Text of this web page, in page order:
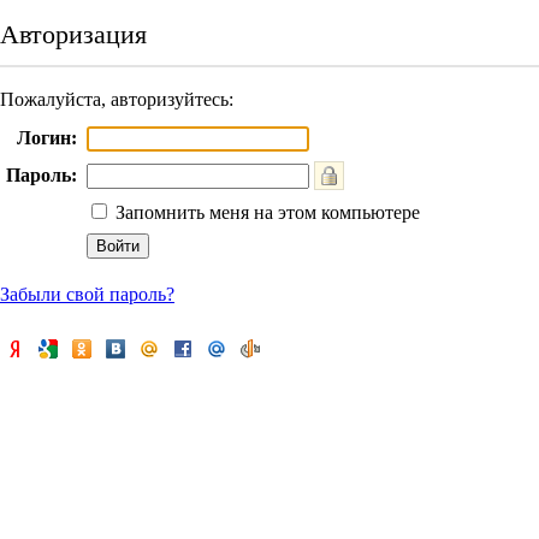
Авторизация
Пожалуйста, авторизуйтесь:
Логин:
Пароль:
Запомнить меня на этом компьютере
Забыли свой пароль?